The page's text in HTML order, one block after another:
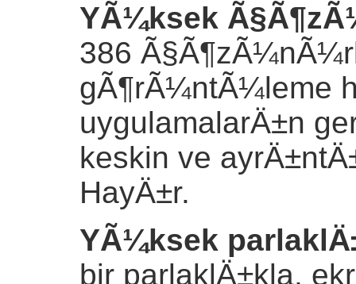
YÃ¼ksek
386
gÃ¶rÃ¼ntÃ¼leme
uygulamalarÄ±n
keskin ve
HayÄ±r.
YÃ¼ksek
bir parlaklÄ±kla,